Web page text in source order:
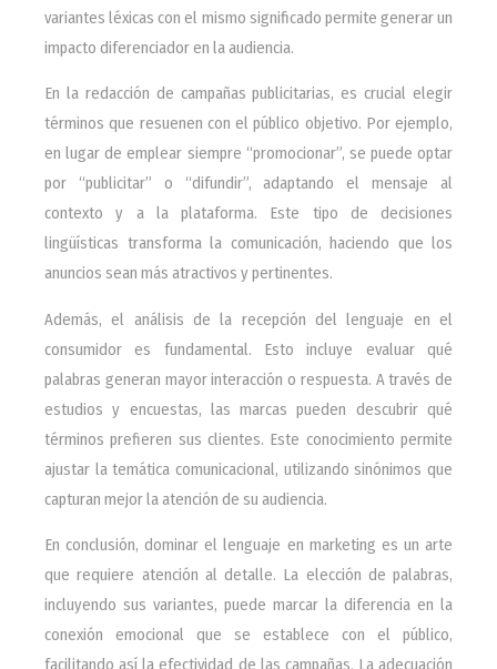
variantes léxicas con el mismo significado permite generar un
impacto diferenciador en la audiencia.
En la redacción de campañas publicitarias, es crucial elegir
términos que resuenen con el público objetivo. Por ejemplo,
en lugar de emplear siempre “promocionar”, se puede optar
por “publicitar” o “difundir”, adaptando el mensaje al
contexto y a la plataforma. Este tipo de decisiones
lingüísticas transforma la comunicación, haciendo que los
anuncios sean más atractivos y pertinentes.
Además, el análisis de la recepción del lenguaje en el
consumidor es fundamental. Esto incluye evaluar qué
palabras generan mayor interacción o respuesta. A través de
estudios y encuestas, las marcas pueden descubrir qué
términos prefieren sus clientes. Este conocimiento permite
ajustar la temática comunicacional, utilizando sinónimos que
capturan mejor la atención de su audiencia.
En conclusión, dominar el lenguaje en marketing es un arte
que requiere atención al detalle. La elección de palabras,
incluyendo sus variantes, puede marcar la diferencia en la
conexión emocional que se establece con el público,
facilitando así la efectividad de las campañas. La adecuación